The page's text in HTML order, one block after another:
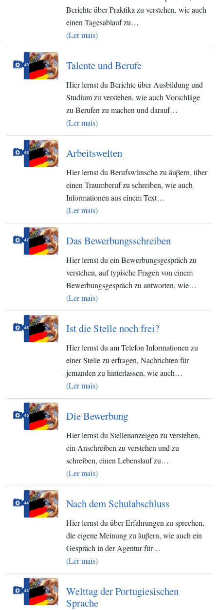
Berichte über Praktika zu verstehen, wie auch
einen Tagesablauf zu…
(Ler mais)
Talente und Berufe
Hier lernst du Berichte über Ausbildung und
Studium zu verstehen, wie auch Vorschläge
zu Berufen zu machen und darauf…
(Ler mais)
Arbeitswelten
Hier lernst du Berufswünsche zu äuβern, über
einen Traumberuf zu schreiben, wie auch
Informationen aus einem Text…
(Ler mais)
Das Bewerbungsschreiben
Hier lernst du ein Bewerbungsgespräch zu
verstehen, auf typische Fragen von einem
Bewerbungsgespräch zu antworten, wie…
(Ler mais)
Ist die Stelle noch frei?
Hier lernst du am Telefon Informationen zu
einer Stelle zu erfragen, Nachrichten für
jemanden zu hinterlassen, wie auch…
(Ler mais)
Die Bewerbung
Hier lernst du Stellenanzeigen zu verstehen,
ein Anschreiben zu verstehen und zu
schreiben, einen Lebenslauf zu…
(Ler mais)
Nach dem Schulabschluss
Hier lernst du über Erfahrungen zu sprechen,
die eigene Meinung zu äuβern, wie auch ein
Gespräch in der Agentur für…
(Ler mais)
Welttag der Portugiesischen
Sprache